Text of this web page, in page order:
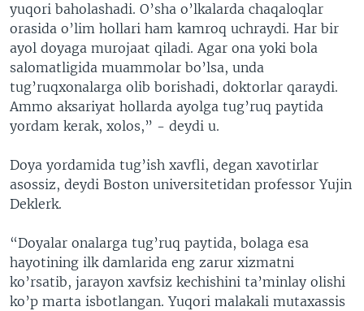
yuqori baholashadi. O’sha o’lkalarda chaqaloqlar
orasida o’lim hollari ham kamroq uchraydi. Har bir
ayol doyaga murojaat qiladi. Agar ona yoki bola
salomatligida muammolar bo’lsa, unda
tug’ruqxonalarga olib borishadi, doktorlar qaraydi.
Ammo aksariyat hollarda ayolga tug’ruq paytida
yordam kerak, xolos,” - deydi u.
Doya yordamida tug’ish xavfli, degan xavotirlar
asossiz, deydi Boston universitetidan professor Yujin
Deklerk.
“Doyalar onalarga tug’ruq paytida, bolaga esa
hayotining ilk damlarida eng zarur xizmatni
ko’rsatib, jarayon xavfsiz kechishini ta’minlay olishi
ko’p marta isbotlangan. Yuqori malakali mutaxassis